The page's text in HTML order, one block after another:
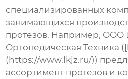
специализированных
занимающихся
протезов. Например, ООО
Ортопедическая Техника
(https://www.lkjz.ru/))
ассортимент протезов и